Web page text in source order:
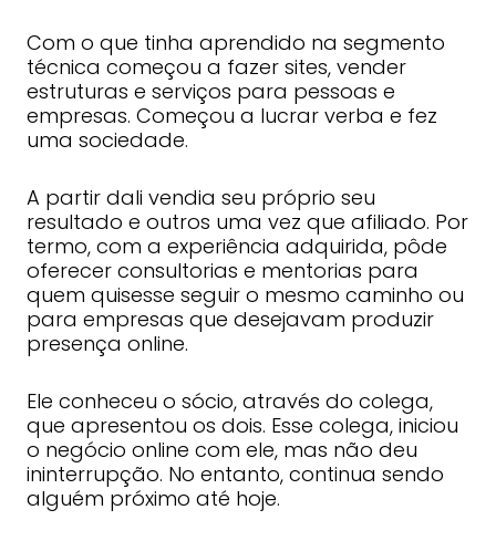
Com o que tinha aprendido na segmento
técnica começou a fazer sites, vender
estruturas e serviços para pessoas e
empresas. Começou a lucrar verba e fez
uma sociedade.
A partir dali vendia seu próprio seu
resultado e outros uma vez que afiliado. Por
termo, com a experiência adquirida, pôde
oferecer consultorias e mentorias para
quem quisesse seguir o mesmo caminho ou
para empresas que desejavam produzir
presença online.
Ele conheceu o sócio, através do colega,
que apresentou os dois. Esse colega, iniciou
o negócio online com ele, mas não deu
ininterrupção. No entanto, continua sendo
alguém próximo até hoje.